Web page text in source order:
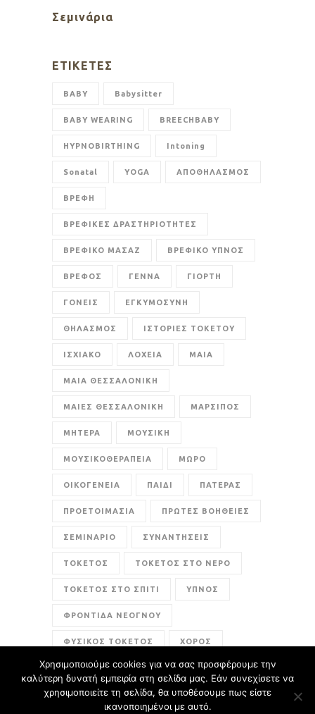
Σεμινάρια
ΕΤΙΚΈΤΕΣ
BABY Babysitter
BABY WEARING BREECHBABY
HYPNOBIRTHING Intoning
Sonatal YOGA ΑΠΟΘΗΛΑΣΜΟΣ
ΒΡΕΦΗ
ΒΡΕΦΙΚΕΣ ΔΡΑΣΤΗΡΙΟΤΗΤΕΣ
ΒΡΕΦΙΚΟ ΜΑΣΑΖ ΒΡΕΦΙΚΟ ΥΠΝΟΣ
ΒΡΕΦΟΣ ΓΕΝΝΑ ΓΙΟΡΤΗ
ΓΟΝΕΙΣ ΕΓΚΥΜΟΣΥΝΗ
ΘΗΛΑΣΜΟΣ ΙΣΤΟΡΙΕΣ ΤΟΚΕΤΟΥ
ΙΣΧΙΑΚΟ ΛΟΧΕΙΑ ΜΑΙΑ
ΜΑΙΑ ΘΕΣΣΑΛΟΝΙΚΗ
ΜΑΙΕΣ ΘΕΣΣΑΛΟΝΙΚΗ ΜΑΡΣΙΠΟΣ
ΜΗΤΕΡΑ ΜΟΥΣΙΚΗ
ΜΟΥΣΙΚΟΘΕΡΑΠΕΙΑ ΜΩΡΟ
ΟΙΚΟΓΕΝΕΙΑ ΠΑΙΔΙ ΠΑΤΕΡΑΣ
ΠΡΟΕΤΟΙΜΑΣΙΑ ΠΡΩΤΕΣ ΒΟΗΘΕΙΕΣ
ΣΕΜΙΝΑΡΙΟ ΣΥΝΑΝΤΗΣΕΙΣ
ΤΟΚΕΤΟΣ ΤΟΚΕΤΟΣ ΣΤΟ ΝΕΡΟ
ΤΟΚΕΤΟΣ ΣΤΟ ΣΠΙΤΙ ΥΠΝΟΣ
ΦΡΟΝΤΙΔΑ ΝΕΟΓΝΟΥ
ΦΥΣΙΚΟΣ ΤΟΚΕΤΟΣ ΧΟΡΟΣ
ενσυναίσθηση
Χρησιμοποιούμε cookies για να σας προσφέρουμε την
καλύτερη δυνατή εμπειρία στη σελίδα μας. Εάν συνεχίσετε να
χρησιμοποιείτε τη σελίδα, θα υποθέσουμε πως είστε
ικανοποιημένοι με αυτό.